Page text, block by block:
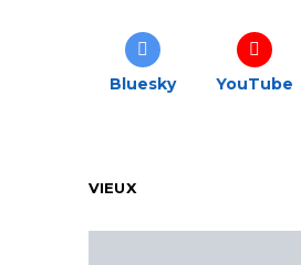
Bluesky YouTube
VIEUX